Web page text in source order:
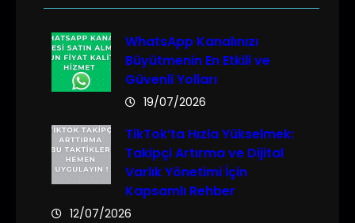
WhatsApp Kanalınızı
Büyütmenin En Etkili ve
Güvenli Yolları
19/07/2026
TikTok’ta Hızla Yükselmek:
Takipçi Artırma ve Dijital
Varlık Yönetimi İçin
Kapsamlı Rehber
12/07/2026